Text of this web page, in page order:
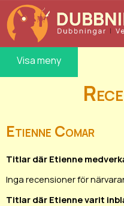
Visa meny
Etienne Comar
Titlar där Etienne
Inga recensioner för
Titlar där Etienne varit